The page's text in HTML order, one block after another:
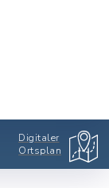
Digitaler
Ortsplan